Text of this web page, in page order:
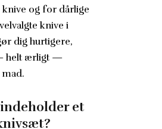
og for dårlige
knive i
dig hurtigere,
helt ærligt —
et